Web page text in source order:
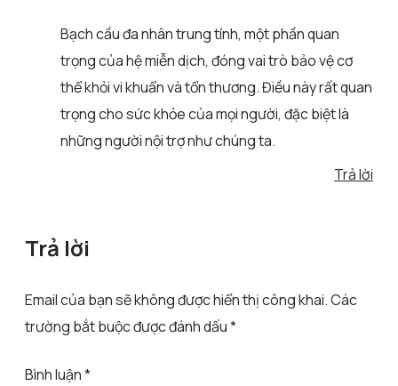
Bạch cầu đa nhân trung tính, một phần quan
trọng của hệ miễn dịch, đóng vai trò bảo vệ cơ
thể khỏi vi khuẩn và tổn thương. Điều này rất quan
trọng cho sức khỏe của mọi người, đặc biệt là
những người nội trợ như chúng ta.
Trả lời
Trả lời
Email của bạn sẽ không được hiển thị công khai.Các
trường bắt buộc được đánh dấu*
Bình luận*